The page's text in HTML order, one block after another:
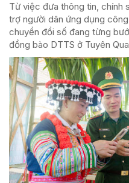
Từ việc đưa thông tin, chính
trợ người dân ứng dụng
chuyển đổi số đang từng
đồng bào DTTS ở Tuyên